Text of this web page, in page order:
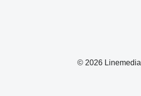
© 2026 Linemedia